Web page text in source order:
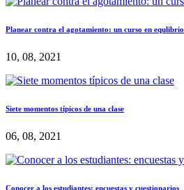
Planear contra el agotamiento: un curso en equlibrio
10, 08, 2021
Siete momentos típicos de una clase
06, 08, 2021
Conocer a los estudiantes: encuestas y cuestionarios